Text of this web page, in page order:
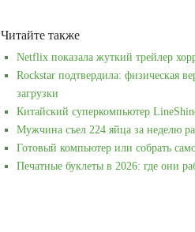
Читайте также
Netflix показала жуткий трейлер
Rockstar подтвердила: физическая
загрузки
Китайский суперкомпьютер
Мужчина съел 224 яйца за неделю
Готовый компьютер или собрать
Печатные буклеты в 2026: где они